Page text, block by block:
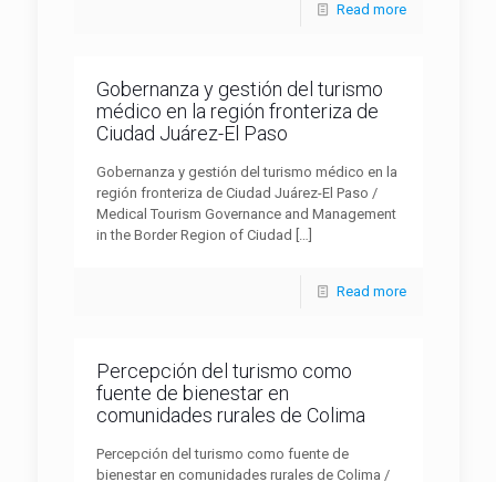
Read more
Gobernanza y gestión del turismo
médico en la región fronteriza de
Ciudad Juárez-El Paso
Gobernanza y gestión del turismo médico en la
región fronteriza de Ciudad Juárez-El Paso /
Medical Tourism Governance and Management
in the Border Region of Ciudad […]
Read more
Percepción del turismo como
fuente de bienestar en
comunidades rurales de Colima
Percepción del turismo como fuente de
bienestar en comunidades rurales de Colima /